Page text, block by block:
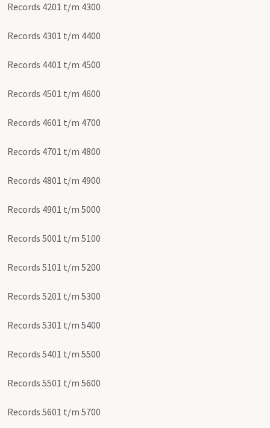
Records 4201 t/m 4300
Records 4301 t/m 4400
Records 4401 t/m 4500
Records 4501 t/m 4600
Records 4601 t/m 4700
Records 4701 t/m 4800
Records 4801 t/m 4900
Records 4901 t/m 5000
Records 5001 t/m 5100
Records 5101 t/m 5200
Records 5201 t/m 5300
Records 5301 t/m 5400
Records 5401 t/m 5500
Records 5501 t/m 5600
Records 5601 t/m 5700